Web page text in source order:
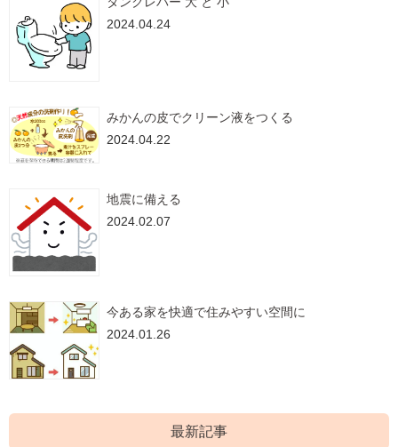
2024.04.24
みかんの皮でクリーン液をつくる
2024.04.22
地震に備える
2024.02.07
今ある家を快適で住みやすい空間に
2024.01.26
最新記事